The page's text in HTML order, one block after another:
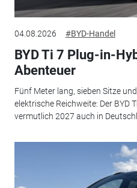
04.08.2026 #BYD-Handel
BYD Ti 7 Plug-in-
Abenteuer
Fünf Meter lang, sieben Sitze
elektrische Reichweite: Der BYD
vermutlich 2027 auch in